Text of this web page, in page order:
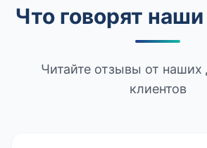
Что говорят
Читайте отзывы от наших
клиентов